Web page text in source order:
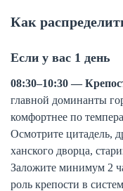
Как
Если у вас 1 день
08:30–10:30 —
главной доминанты
комфортнее по
Осмотрите цитадель,
ханского дворца,
Заложите минимум 2
роль крепости в